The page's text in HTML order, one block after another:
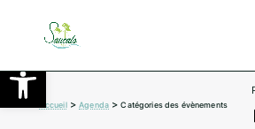
Ouvrir la barre d’outils
Accueil>Agenda >Catégories des évènements